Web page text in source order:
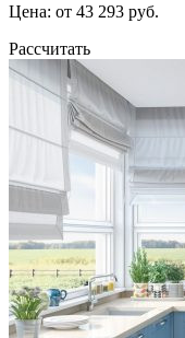
Цена: от 43 293 руб.
Рассчитать